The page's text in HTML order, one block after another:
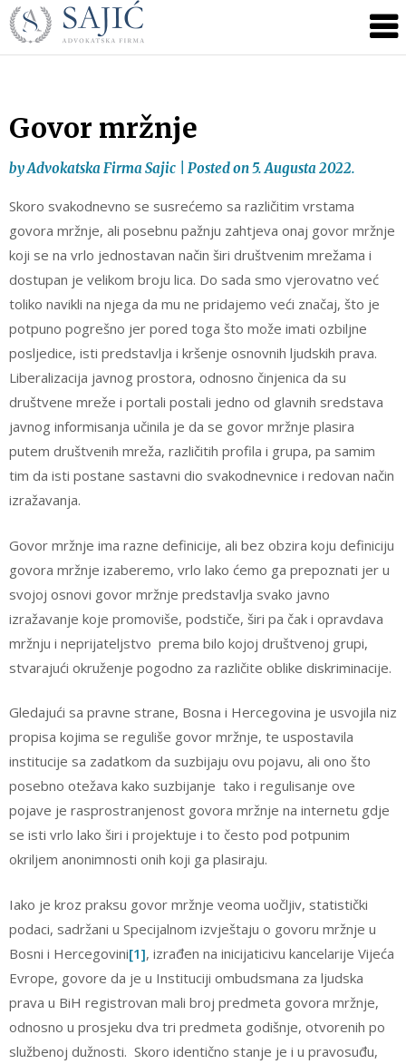
Skip
to
content
Advokatska
Sajić
|
Banja
Luka
Govor mržnje
byAdvokatska Firma Sajic Posted on5. Augusta 2022.
Skoro svakodnevno se susrećemo sa različitim vrstama
govora mržnje, ali posebnu pažnju zahtjeva onaj govor mržnje
koji se na vrlo jednostavan način širi društvenim mrežama i
dostupan je velikom broju lica. Do sada smo vjerovatno već
toliko navikli na njega da mu ne pridajemo veći značaj, što je
potpuno pogrešno jer pored toga što može imati ozbiljne
posljedice, isti predstavlja i kršenje osnovnih ljudskih prava.
Liberalizacija javnog prostora, odnosno činjenica da su
društvene mreže i portali postali jedno od glavnih sredstava
javnog informisanja učinila je da se govor mržnje plasira
putem društvenih mreža, različitih profila i grupa, pa samim
tim da isti postane sastavni dio svakodnevnice i redovan način
izražavanja.
Govor mržnje ima razne definicije, ali bez obzira koju definiciju
govora mržnje izaberemo, vrlo lako ćemo ga prepoznati jer u
svojoj osnovi govor mržnje predstavlja svako javno
izražavanje koje promoviše, podstiče, širi pa čak i opravdava
mržnju i neprijateljstvo prema bilo kojoj društvenoj grupi,
stvarajući okruženje pogodno za različite oblike diskriminacije.
Gledajući sa pravne strane, Bosna i Hercegovina je usvojila niz
propisa kojima se reguliše govor mržnje, te uspostavila
institucije sa zadatkom da suzbijaju ovu pojavu, ali ono što
posebno otežava kako suzbijanje tako i regulisanje ove
pojave je rasprostranjenost govora mržnje na internetu gdje
se isti vrlo lako širi i projektuje i to često pod potpunim
okriljem anonimnosti onih koji ga plasiraju.
Iako je kroz praksu govor mržnje veoma uočljiv, statistički
podaci, sadržani u Specijalnom izvještaju o govoru mržnje u
Bosni i Hercegovini[1], izrađen na inicijaticivu kancelarije Vijeća
Evrope, govore da je u Instituciji ombudsmana za ljudska
prava u BiH registrovan mali broj predmeta govora mržnje,
odnosno u prosjeku dva tri predmeta godišnje, otvorenih po
službenoj dužnosti. Skoro identično stanje je i u pravosuđu,